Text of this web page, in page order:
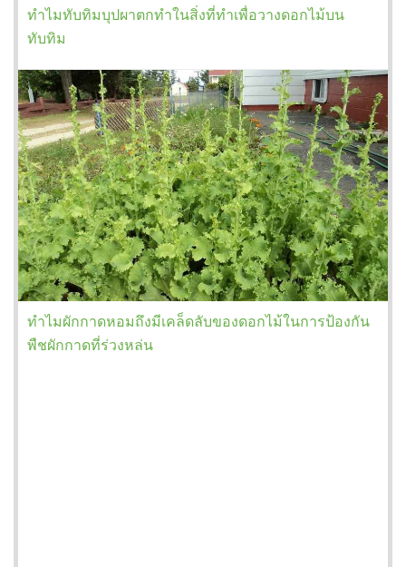
ทำไมทับทิมบุปผาตกทำในสิ่งที่ทำเพื่อวางดอกไม้บน
ทับทิม
ทำไมผักกาดหอมถึงมีเคล็ดลับของดอกไม้ในการป้องกัน
พืชผักกาดที่ร่วงหล่น